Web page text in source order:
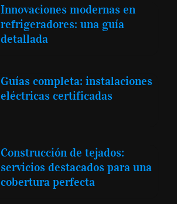
Innovaciones modernas en
refrigeradores: una guía
detallada
Guías completa: instalaciones
eléctricas certificadas
Construcción de tejados:
servicios destacados para una
cobertura perfecta